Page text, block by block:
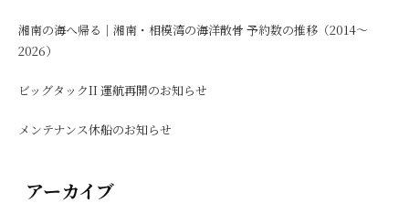
湘南の海へ帰る｜湘南・相模湾の海洋散骨 予約数の推移（2014〜
2026）
ビッグタックII 運航再開のお知らせ
メンテナンス休船のお知らせ
アーカイブ